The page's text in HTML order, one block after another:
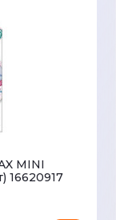
MINI
16620917